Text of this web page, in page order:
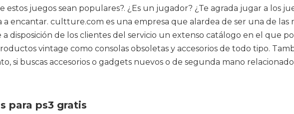
juegos sean populares?. ¿Es un jugador? ¿Te agrada jugar a los
encantar. cultture.com es una empresa que alardea de ser una de las
a disposición de los clientes del servicio un extenso catálogo en el que
vintage como consolas obsoletas y accesorios de todo tipo.
si buscas accesorios o gadgets nuevos o de segunda mano
para ps3 gratis